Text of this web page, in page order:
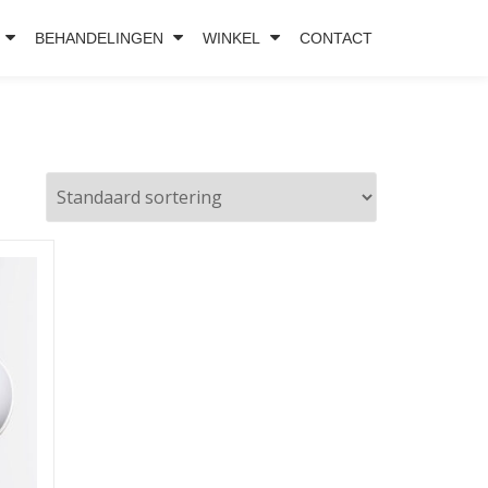
BEHANDELINGEN WINKEL CONTACT